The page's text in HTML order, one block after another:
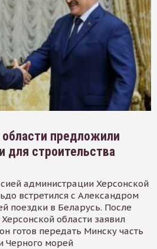
предложили
для строительства
администрации Херсонской
встретился с Александром
поездки в Беларусь. После
области заявил
готов передать Минску часть
Черного морей